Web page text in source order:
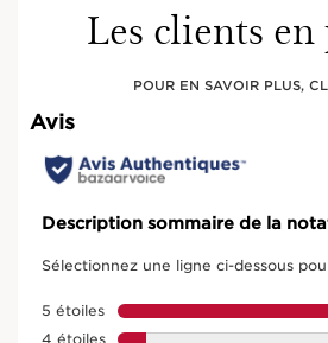
Les clients
POUR EN SAVOIR PLUS,